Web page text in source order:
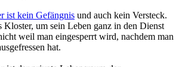
ist kein Gefängnis und auch kein Versteck.
um sein Leben ganz in den Dienst
weil man eingesperrt wird, nachdem man
hat.